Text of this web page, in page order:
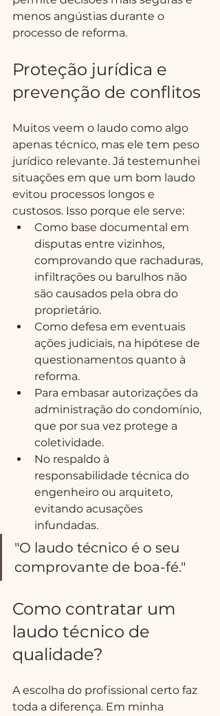
menos angústias durante o
processo de reforma.
Proteção jurídica e
prevenção de conflitos
Muitos veem o laudo como algo
apenas técnico, mas ele tem peso
jurídico relevante. Já testemunhei
situações em que um bom laudo
evitou processos longos e
custosos. Isso porque ele serve:
Como base documental em
disputas entre vizinhos,
comprovando que rachaduras,
infiltrações ou barulhos não
são causados pela obra do
proprietário.
Como defesa em eventuais
ações judiciais, na hipótese de
questionamentos quanto à
reforma.
Para embasar autorizações da
administração do condomínio,
que por sua vez protege a
coletividade.
No respaldo à
responsabilidade técnica do
engenheiro ou arquiteto,
evitando acusações
infundadas.
"O laudo técnico é o seu
comprovante de boa-fé."
Como contratar um
laudo técnico de
qualidade?
A escolha do profissional certo faz
toda a diferença. Em minha